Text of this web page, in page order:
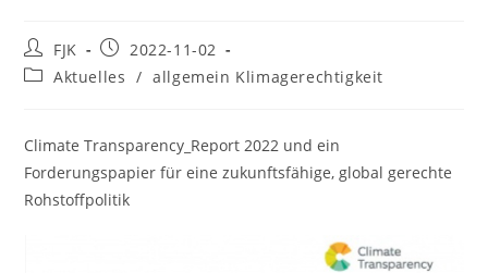
Beitrags-
Autor:
FJK
Beitrag
veröffentlicht:
2022-11-02
Beitrags-
Aktuelles / allgemein Klimagerechtigkeit
Climate Transparency_Report 2022 und ein
Forderungspapier für eine zukunftsfähige, global gerechte
Rohstoffpolitik